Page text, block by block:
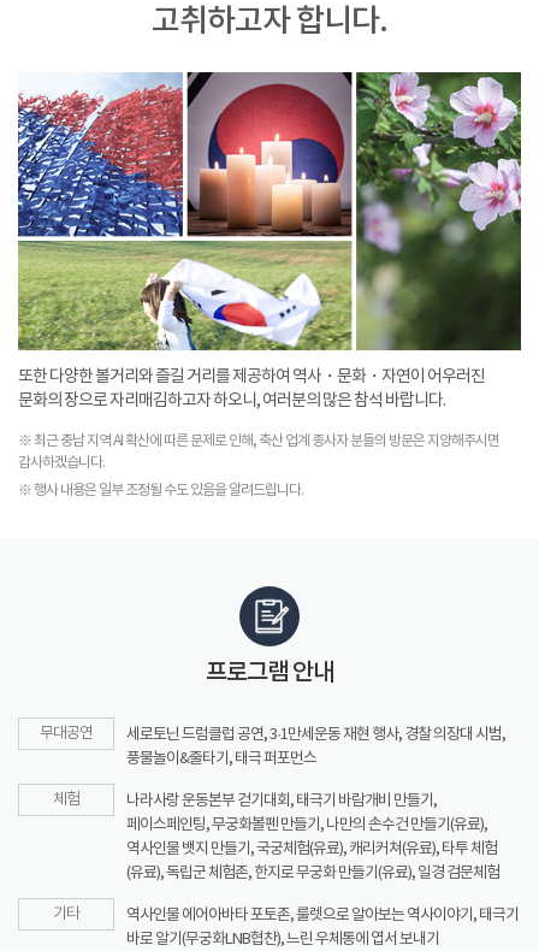
고취하고자 합니다.
또한 다양한 볼거리와 즐길 거리를 제공하여 역사・문화・자연이 어우러진
문화의 장으로 자리매김하고자 하오니, 여러분의 많은 참석 바랍니다.
※ 최근 충남 지역 AI 확산에 따른 문제로 인해, 축산 업계 종사자 분들의 방문은 지양해주시면
감사하겠습니다.
※ 행사 내용은 일부 조정될 수도 있음을 알려드립니다.
프로그램 안내
무대공연
세로토닌 드럼클럽 공연, 3·1만세운동 재현 행사, 경찰 의장대 시범,
풍물놀이&줄타기, 태극 퍼포먼스
체험
나라사랑 운동본부 걷기대회, 태극기 바람개비 만들기,
페이스페인팅, 무궁화볼펜 만들기, 나만의 손수건 만들기(유료),
역사인물 뱃지 만들기, 국궁체험(유료), 캐리커쳐(유료), 타투 체험
(유료), 독립군 체험존, 한지로 무궁화 만들기(유료), 일경 검문체험
기타
역사인물 에어아바타 포토존, 룰렛으로 알아보는 역사이야기, 태극기
바로 알기(무궁화LNB협찬), 느린 우체통에 엽서 보내기